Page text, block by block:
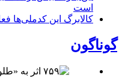
است
کالابرگ این کدملی‌ها
گوناگون